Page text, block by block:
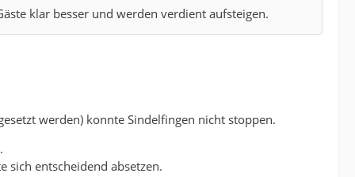
klar besser und werden verdient aufsteigen.
werden) konnte Sindelfingen nicht stoppen.
sich entscheidend absetzen.